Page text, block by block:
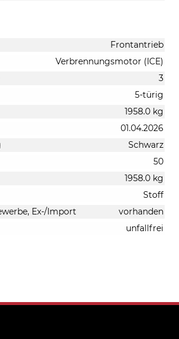
Frontantrieb
Verbrennungsmotor (ICE)
3
5-türig
1958.0 kg
01.04.2026
Schwarz
50
1958.0 kg
Stoff
Ex-/Import
vorhanden
unfallfrei